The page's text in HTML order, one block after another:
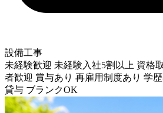
設備工事
未経験歓迎 未経験入社5割以上 資格
者歓迎 賞与あり 再雇用制度あり 学
貸与 ブランクOK